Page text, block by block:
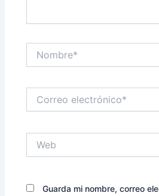
electrónico*
Guarda mi nombre, correo